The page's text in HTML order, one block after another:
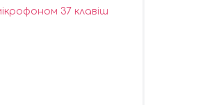
37 клавіш